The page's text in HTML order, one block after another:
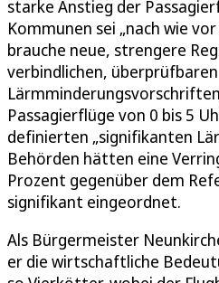
starke Anstieg der
Kommunen sei „nach wie
brauche neue, strengere
verbindlichen, überprüfbaren
Passagierflüge von 0 bis 5
definierten „signifikanten
Behörden hätten eine
Prozent gegenüber dem
signifikant eingeordnet.
Als Bürgermeister
er die wirtschaftliche